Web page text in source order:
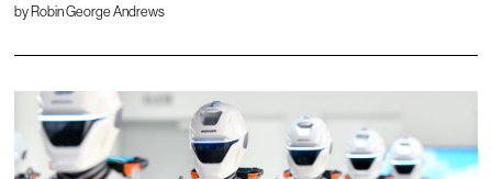
byRobin George Andrews